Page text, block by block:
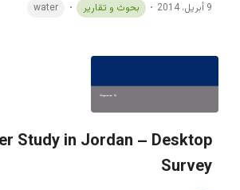
9 أبريل، 2014 بحوث و تقارير water
Study in Jordan – Desktop
Survey